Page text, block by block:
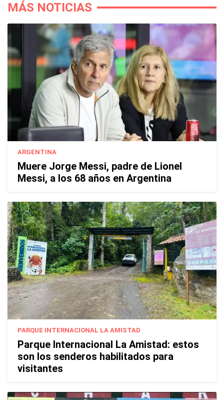
MÁS NOTICIAS
ARGENTINA
Muere Jorge Messi, padre de Lionel
Messi, a los 68 años en Argentina
PARQUE INTERNACIONAL LA AMISTAD
Parque Internacional La Amistad: estos
son los senderos habilitados para
visitantes